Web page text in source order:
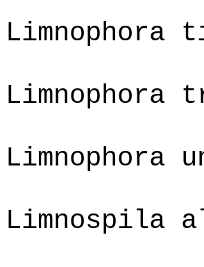
Limnophora
Limnophora
Limnophora
Limnospila